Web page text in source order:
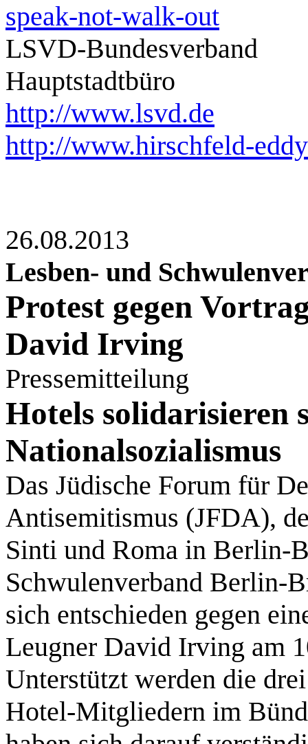
speak-not-walk-out
LSVD-Bundesverband
Hauptstadtbüro
http://www.lsvd.de
http://www.hirschfeld-
26.08.2013
Lesben- und
Protest gegen
David Irving
Pressemitteilung
Hotels solidarisieren
Nationalsozialismus
Das Jüdische Forum für
Antisemitismus (JFDA),
Sinti und Roma in Berlin-
Schwulenverband Berlin-
sich entschieden gegen
Leugner David Irving am
Unterstützt werden die
Hotel-Mitgliedern im